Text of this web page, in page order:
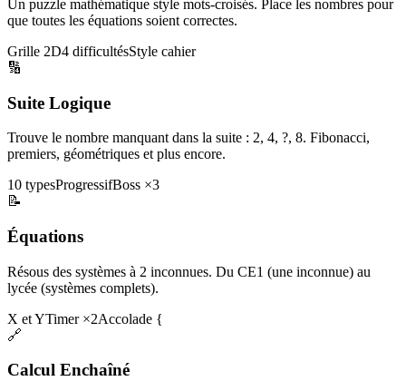
Un puzzle mathématique style mots-croisés. Place les nombres pour
que toutes les équations soient correctes.
Grille 2D4 difficultésStyle cahier
🔢
Suite Logique
Trouve le nombre manquant dans la suite : 2, 4, ?, 8. Fibonacci,
premiers, géométriques et plus encore.
10 typesProgressifBoss ×3
📝
Équations
Résous des systèmes à 2 inconnues. Du CE1 (une inconnue) au
lycée (systèmes complets).
X et YTimer ×2Accolade {
🔗
Calcul Enchaîné